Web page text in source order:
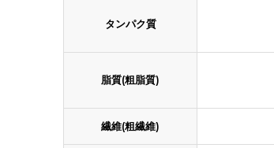
タンパク質
脂質(粗脂質)
繊維(粗繊維)